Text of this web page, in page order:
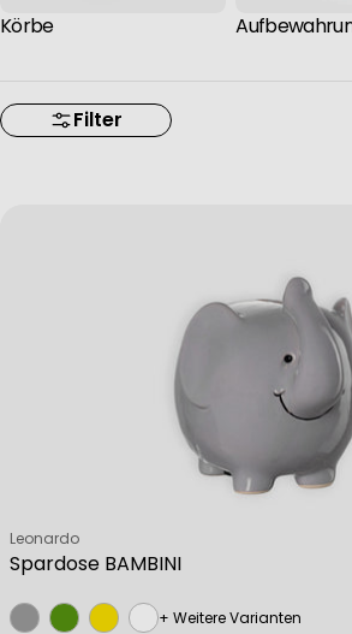
Körbe
Filter
Spardose BAMBINI
Verkäufer:
Leonardo
+ Weitere Varianten